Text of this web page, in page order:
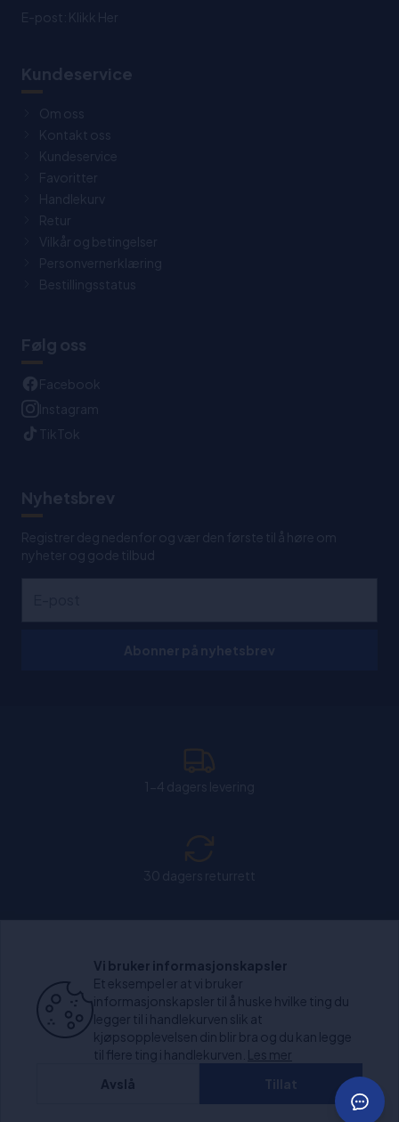
E-post: Klikk Her
Kundeservice
Om oss
Kontakt oss
Kundeservice
Favoritter
Handlekurv
Retur
Vilkår og betingelser
Personvernerklæring
Bestillingsstatus
Følg oss
Facebook
Instagram
TikTok
Nyhetsbrev
Registrer deg nedenfor og vær den første til å høre om
nyheter og gode tilbud
Chat: Åpen alle hverdager fra kl. 11:00-15:30.
+1000 anmeldelser
Vi bruker informasjonskapsler
Et eksempel er at vi bruker
informasjonskapsler til å huske hvilke ting du
legger til i handlekurven slik at
kjøpsopplevelsen din blir bra og du kan legge
til flere ting i handlekurven. Les mer
Avslå